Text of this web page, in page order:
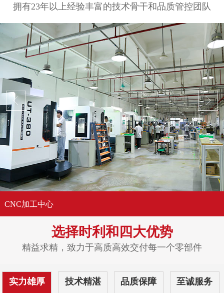
拥有23年以上经验丰富的技术骨干和品质管控团队
CNC加工中心
选择时利和 四大优势
精益求精，致力于高质高效交付每一个零部件
实力雄厚 技术精湛 品质保障 至诚服务